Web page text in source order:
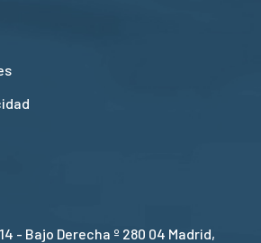
- Bajo Derecha º 280 04 Madrid,